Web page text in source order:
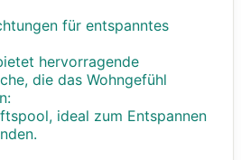
für entspanntes
hervorragende
die das Wohngefühl
ideal zum Entspannen